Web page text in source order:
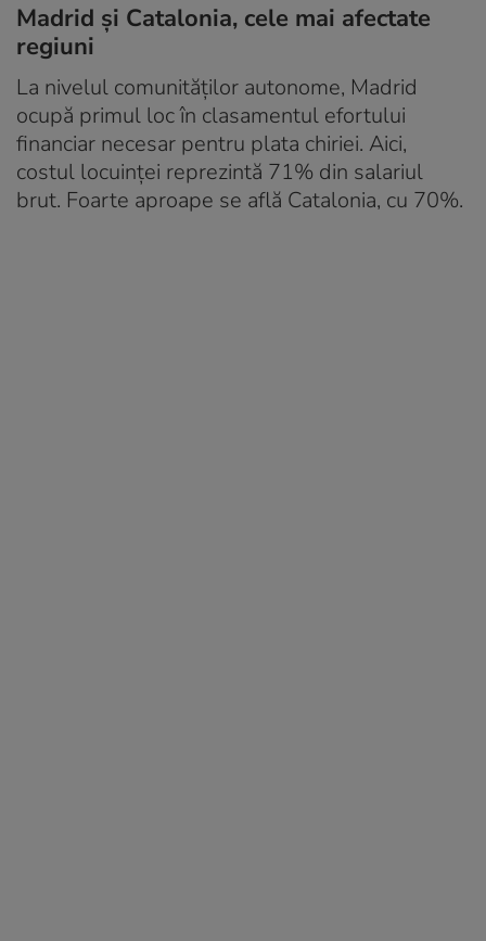
Madrid și Catalonia, cele mai afectate
regiuni
La nivelul comunităților autonome, Madrid
ocupă primul loc în clasamentul efortului
financiar necesar pentru plata chiriei. Aici,
costul locuinței reprezintă 71% din salariul
brut. Foarte aproape se află Catalonia, cu 70%.